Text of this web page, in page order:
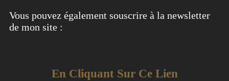
Vous pouvez également souscrire à la newsletter
de mon site :
En Cliquant Sur Ce Lien